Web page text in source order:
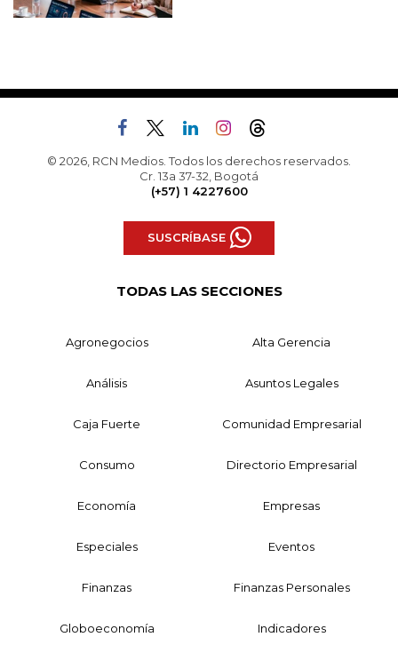
© 2026, RCN Medios. Todos los derechos reservados.
Cr. 13a 37-32, Bogotá
(+57) 1 4227600
SUSCRÍBASE
TODAS LAS SECCIONES
Agronegocios Alta Gerencia
Análisis Asuntos Legales
Caja Fuerte Comunidad Empresarial
Consumo Directorio Empresarial
Economía Empresas
Especiales Eventos
Finanzas Finanzas Personales
Globoeconomía Indicadores